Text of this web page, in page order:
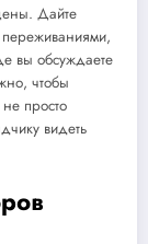
Дайте
вы обсуждаете
чтобы
просто
видеть